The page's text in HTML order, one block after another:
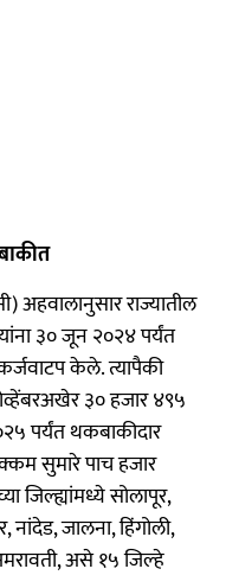
अहवालानुसार राज्यातील
३० जून २०२४ पर्यंत
केले. त्यापैकी
३० हजार ४९५
पर्यंत थकबाकीदार
सुमारे पाच हजार
जिल्ह्यांमध्ये सोलापूर,
नांदेड, जालना, हिंगोली,
असे १५ जिल्हे